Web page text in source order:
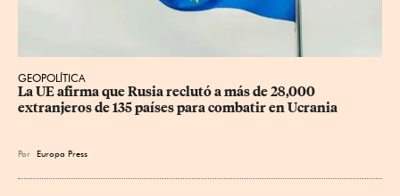
GEOPOLÍTICA
La UE afirma que Rusia reclutó a más de 28,000
extranjeros de 135 países para combatir en Ucrania
Por Europa Press